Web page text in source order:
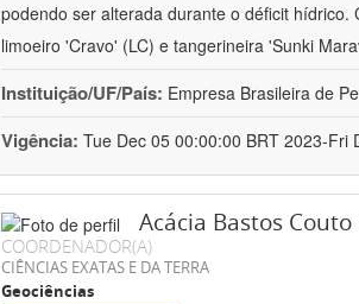
podendo ser alterada durante o déficit
limoeiro 'Cravo' (LC) e tangerineira 'Sunki
Instituição/UF/País: Empresa Brasileira de
Vigência: Tue Dec 05 00:00:00 BRT 2023-Fri
Acácia Bastos
COORDENADOR(A)
CIÊNCIAS EXATAS E DA TERRA
Geociências